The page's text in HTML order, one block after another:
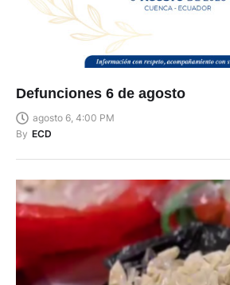
Defunciones 6 de agosto
agosto 6, 4:00 PM
By ECD